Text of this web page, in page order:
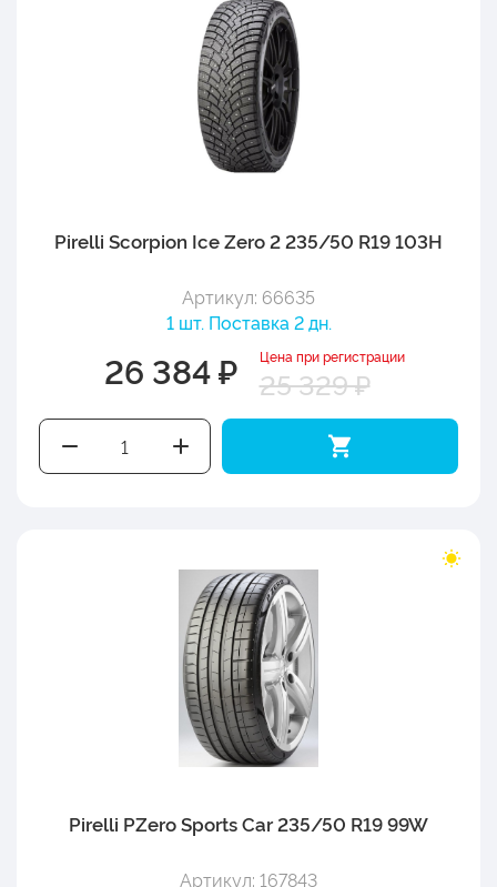
Pirelli Scorpion Ice Zero 2 235/50 R19 103H
Артикул: 66635
1 шт. Поставка 2 дн.
26 384 ₽ Цена при регистрации
25 329 ₽
Pirelli PZero Sports Car 235/50 R19 99W
Артикул: 167843